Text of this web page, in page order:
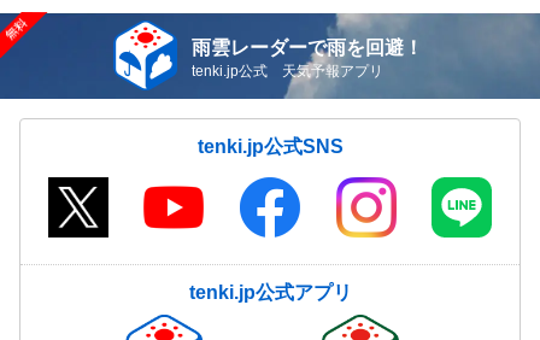
雨雲レーダーで雨を回避！
tenki.jp公式 天気予報アプリ
tenki.jp公式SNS
tenki.jp公式アプリ